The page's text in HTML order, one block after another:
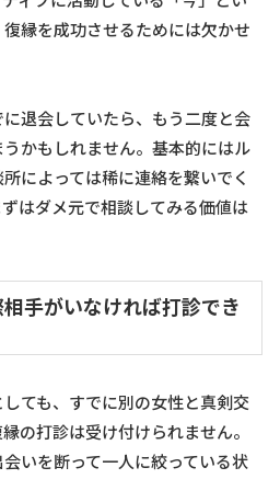
縁を成功させるためには欠かせ
退会していたら、もう二度と会
かもしれません。基本的にはル
によっては稀に連絡を繋いでく
はダメ元で相談してみる価値は
手がいなければ打診でき
ても、すでに別の女性と真剣交
の打診は受け付けられません。
いを断って一人に絞っている状